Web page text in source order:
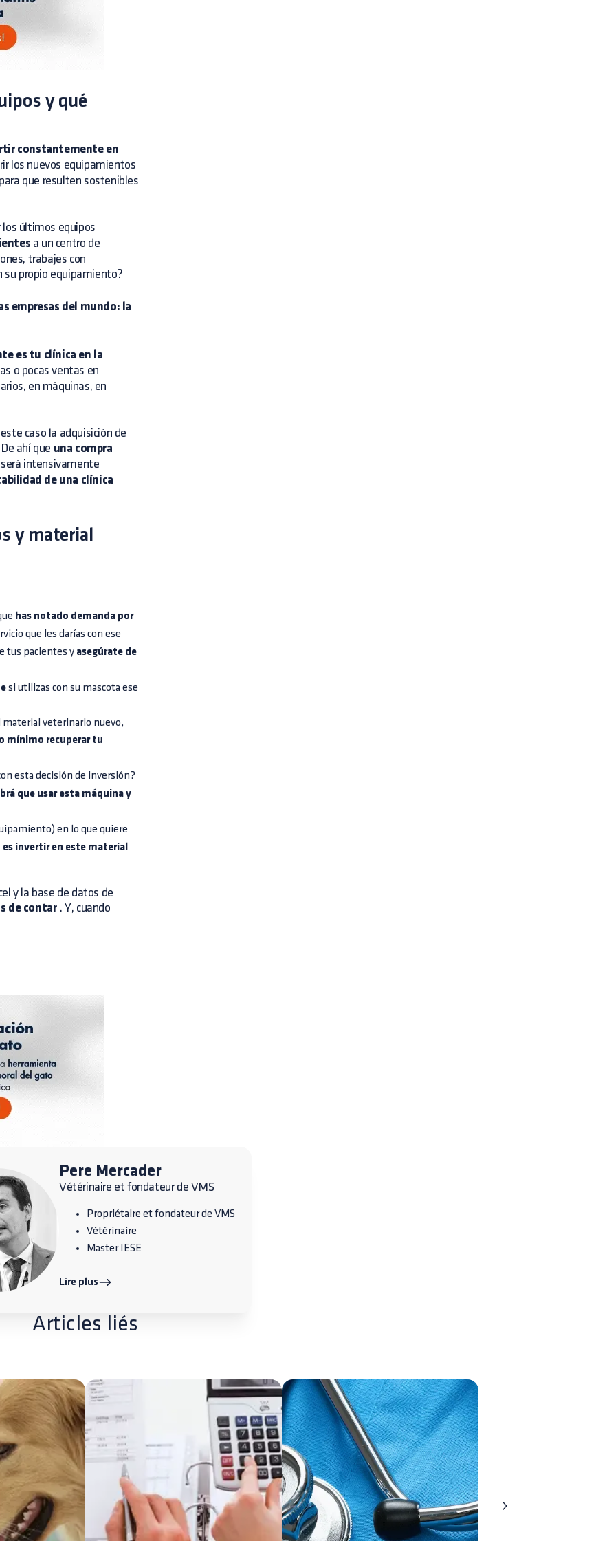
y qué
constantemente en
los nuevos equipamientos
que resulten sostenibles
últimos equipos
a un centro de
trabajes con
su propio equipamiento?
empresas del mundo: la
es tu clínica en la
o pocas ventas en
en máquinas, en
caso la adquisición de
ahí que una compra
será intensivamente
de una clínica
y material
has notado demanda por
que les darías con ese
tus pacientes y asegúrate de
si utilizas con su mascota ese
material veterinario nuevo,
mínimo recuperar tu
esta decisión de inversión?
que usar esta máquina y
en lo que quiere
invertir en este material
y la base de datos de
de contar. Y, cuando
Pere Mercader
Vétérinaire et fondateur de VMS
Propriétaire et fondateur de VMS
Vétérinaire
Master IESE
Lire plus
Articles liés